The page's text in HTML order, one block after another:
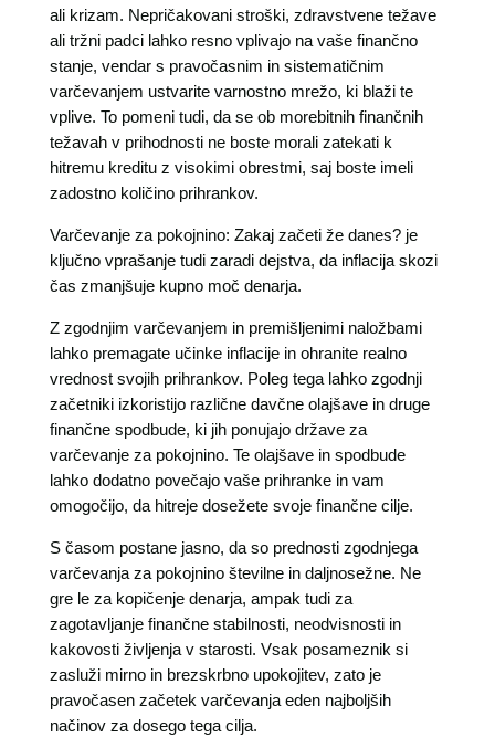
ali krizam. Nepričakovani stroški, zdravstvene težave
ali tržni padci lahko resno vplivajo na vaše finančno
stanje, vendar s pravočasnim in sistematičnim
varčevanjem ustvarite varnostno mrežo, ki blaži te
vplive. To pomeni tudi, da se ob morebitnih finančnih
težavah v prihodnosti ne boste morali zatekati k
hitremu kreditu z visokimi obrestmi, saj boste imeli
zadostno količino prihrankov.
Varčevanje za pokojnino: Zakaj začeti že danes? je
ključno vprašanje tudi zaradi dejstva, da inflacija skozi
čas zmanjšuje kupno moč denarja.
Z zgodnjim varčevanjem in premišljenimi naložbami
lahko premagate učinke inflacije in ohranite realno
vrednost svojih prihrankov. Poleg tega lahko zgodnji
začetniki izkoristijo različne davčne olajšave in druge
finančne spodbude, ki jih ponujajo države za
varčevanje za pokojnino. Te olajšave in spodbude
lahko dodatno povečajo vaše prihranke in vam
omogočijo, da hitreje dosežete svoje finančne cilje.
S časom postane jasno, da so prednosti zgodnjega
varčevanja za pokojnino številne in daljnosežne. Ne
gre le za kopičenje denarja, ampak tudi za
zagotavljanje finančne stabilnosti, neodvisnosti in
kakovosti življenja v starosti. Vsak posameznik si
zasluži mirno in brezskrbno upokojitev, zato je
pravočasen začetek varčevanja eden najboljših
načinov za dosego tega cilja.